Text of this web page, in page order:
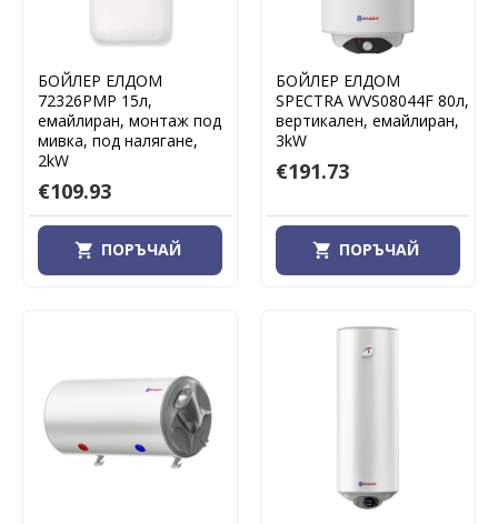
БОЙЛЕР ЕЛДОМ
72326PMP 15л,
емайлиран, монтаж под
мивка, под налягане,
2kW
€109.93
ПОРЪЧАЙ
БОЙЛЕР ЕЛДОМ
SPECTRA WVS08044F 80л,
вертикален, емайлиран,
3kW
€191.73
ПОРЪЧАЙ